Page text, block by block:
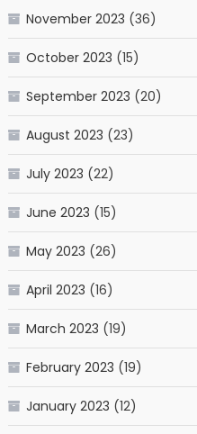
November 2023 (36)
October 2023 (15)
September 2023 (20)
August 2023 (23)
July 2023 (22)
June 2023 (15)
May 2023 (26)
April 2023 (16)
March 2023 (19)
February 2023 (19)
January 2023 (12)